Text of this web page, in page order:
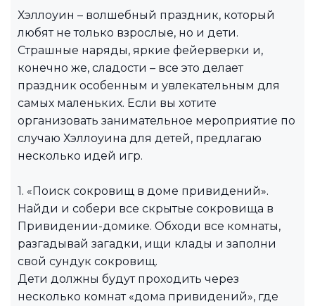
Хэллоуин – волшебный праздник, который
любят не только взрослые, но и дети.
Страшные наряды, яркие фейерверки и,
конечно же, сладости – все это делает
праздник особенным и увлекательным для
самых маленьких. Если вы хотите
организовать занимательное мероприятие по
случаю Хэллоуина для детей, предлагаю
несколько идей игр.
1. «Поиск сокровищ в доме привидений».
Найди и собери все скрытые сокровища в
Привидении-домике. Обходи все комнаты,
разгадывай загадки, ищи клады и заполни
свой сундук сокровищ.
Дети должны будут проходить через
несколько комнат «дома привидений», где